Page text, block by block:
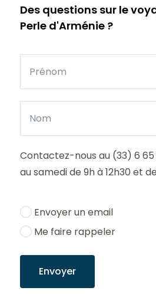
Des questions sur le
Perle d'Arménie ?
Contactez-nous au (33) 6 65
au samedi de 9h à 12h30 et
Envoyer un email
Me faire rappeler
Envoyer